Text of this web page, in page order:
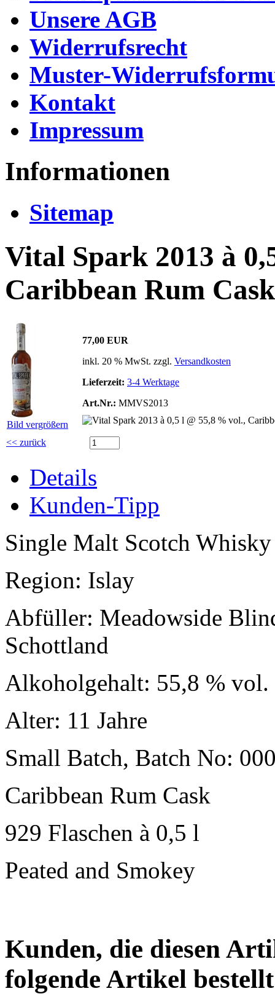
Unsere AGB
Widerrufsrecht
Muster-
Kontakt
Impressum
Informationen
Sitemap
Vital Spark 2013 à
Caribbean Rum
Bild vergrößern
77,00 EUR
inkl. 20 % MwSt. zzgl. Versandkosten
Lieferzeit: 3-4 Werktage
Art.Nr.: MMVS2013
<< zurück
Details
Kunden-Tipp
Single Malt Scotch Whisky
Region: Islay
Abfüller: Meadowside
Schottland
Alkoholgehalt: 55,8 % vol.
Alter: 11 Jahre
Small Batch, Batch No:
Caribbean Rum Cask
929 Flaschen à 0,5 l
Peated and Smokey
Kunden, die diesen
folgende Artikel